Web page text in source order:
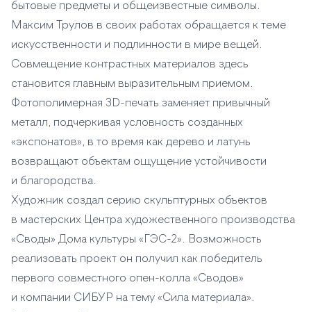
бытовые предметы и общеизвестные символы.
Максим Трулов в своих работах обращается к теме
искусственности и подлинности в мире вещей.
Совмещение контрастных материалов здесь
становится главным выразительным приемом.
Фотополимерная 3D-печать заменяет привычный
металл, подчеркивая условность созданных
«экспонатов», в то время как дерево и латунь
возвращают объектам ощущение устойчивости
и благородства.
Художник создал серию скульптурных объектов
в мастерских Центра художественного производства
«Своды» Дома культуры «ГЭС-2». Возможность
реализовать проект он получил как победитель
первого совместного опен-колла «Сводов»
и компании СИБУР на тему «Сила материала».